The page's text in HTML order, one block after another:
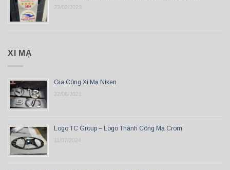
23/02/2023
XI MẠ
Gia Công Xi Mạ Niken
22/06/2021
Logo TC Group – Logo Thành Công Mạ Crom
11/07/2024